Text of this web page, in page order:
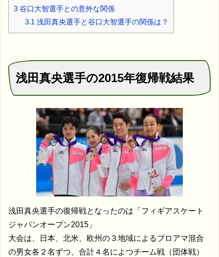
3 谷口大智選手との意外な関係
3.1 浅田真央選手と谷口大智選手の関係は？
浅田真央選手の2015年復帰戦結果
浅田真央選手の復帰戦となったのは「フィギアスケート
ジャパンオープン2015」
大会は、日本、北米、欧州の３地域によるプロアマ混合
の男女各２名ずつ、合計４名によつチーム戦（団体戦）